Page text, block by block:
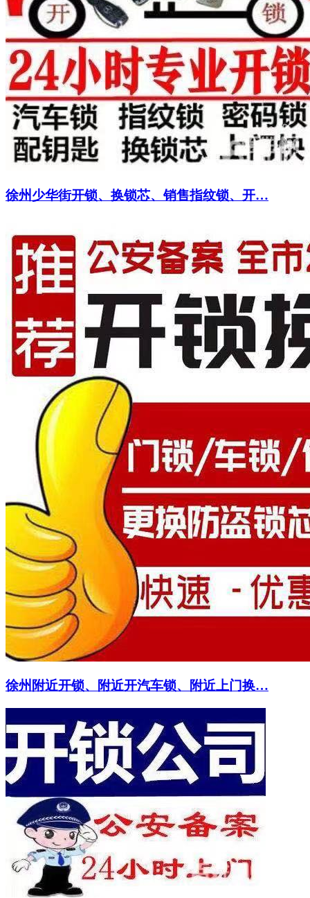
徐州少华街开锁、换锁芯、销售指纹锁、开…
徐州附近开锁、附近开汽车锁、附近上门换…